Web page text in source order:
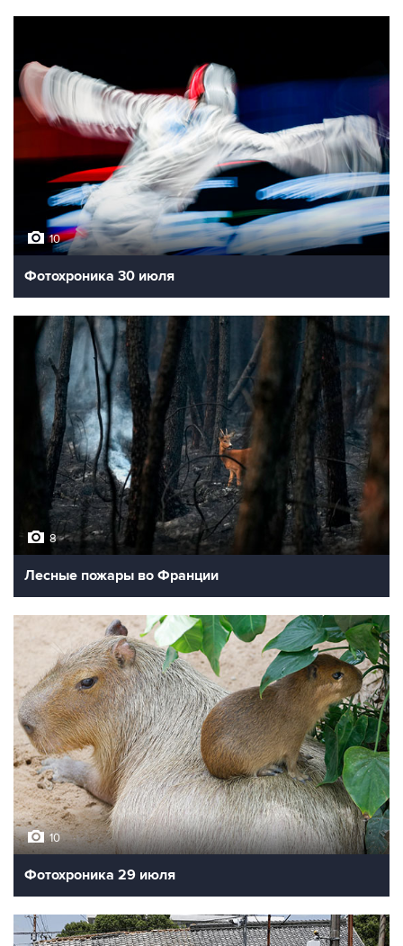
10
Фотохроника 30 июля
8
Лесные пожары во Франции
10
Фотохроника 29 июля